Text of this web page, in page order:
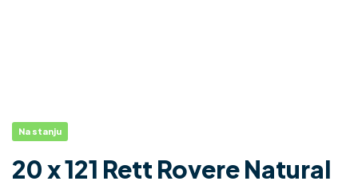
Na stanju
20 x 121 Rett Rovere Natural